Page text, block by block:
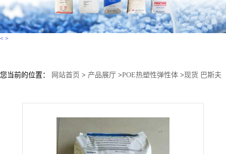
< >
您当前的位置： 网站首页 > 产品展厅 >POE热塑性弹性体 >现货 巴斯夫